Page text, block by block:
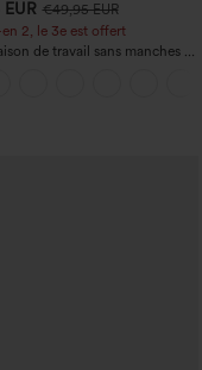
€49,95 EUR
2, le 3e est offert
de travail sans manches à
bateau, côtés noués, toucher
avec poches — Édition Easy